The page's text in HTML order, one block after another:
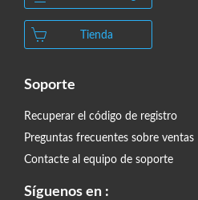
Tienda
Soporte
Recuperar el código de registro
Preguntas frecuentes sobre ventas
Contacte al equipo de soporte
Síguenos en :